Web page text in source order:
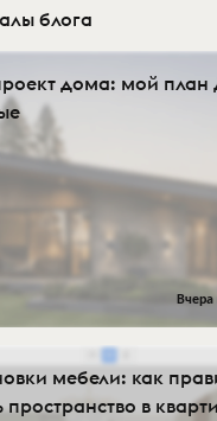
блога
дома: мой план
Вчера
мебели: как
пространство в